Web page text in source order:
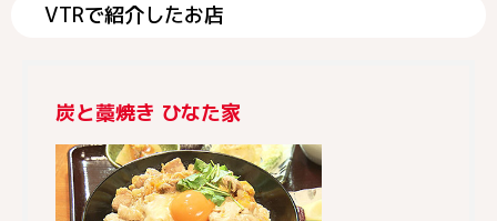
VTRで紹介したお店
炭と藁焼き ひなた家